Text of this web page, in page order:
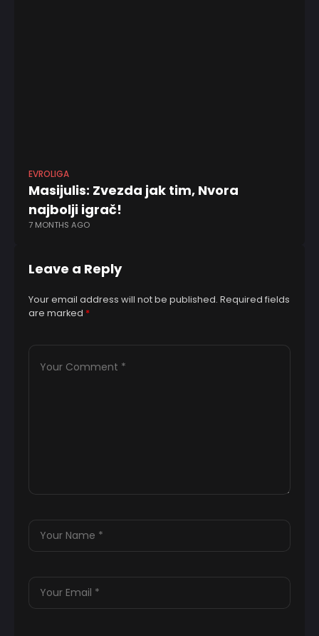
EVROLIGA
Masijulis: Zvezda jak tim, Nvora
najbolji igrač!
7 MONTHS AGO
Leave a Reply
Your email address will not be published. Required fields
are marked *